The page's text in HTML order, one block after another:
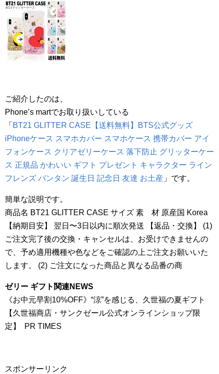
ご紹介したのは、
Phone’s martでお取り扱いしている
「 BT21 GLITTER CASE【送料無料】BTS公式グッズ
iPhoneケース スマホカバー スマホケース 携帯カバー アイ
フォンケース クリアゼリーケース 落下防止 グリッターケー
ス 正規品 かわいい ギフト プレゼント キャラクター ライン
フレンズ バンタン 誕生日 記念日 友達 お土産 」です。
簡単な説明です。
商品名 BT21 GLITTER CASE サイズ 素 材 原産国 Korea
【納期目安】 翌日〜3日以内に順次発送 【返品・交換】 (1)
ご注文完了後の交換・キャンセルは、お受けできませんの
で、予め適用機種や色などをご確認の上ご注文お願いいた
します。 (2) ご注文になった商品と異なる品番の商
ゼリー ギフト関連NEWS
《お中元早割10%OFF》“涼”を感じる、久世福の夏ギフト
【久世福商店・サンクゼール公式オンラインショップ限
定】 PR TIMES
スポンサーリンク